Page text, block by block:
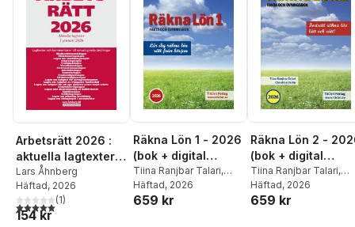
Arbetsrätt 2026 :
aktuella lagtexter 1
januari 2026 -
lagtexter och
kommentarer till
senast gjorda
Lars Åhnberg
Häftad, 2026
5,0utav 5 stjärnor. Totalt antal röster:
(1)
154 kr
Räkna Lön 1 - 2026
(bok + digital
produkt)
Tiina Ranjbar Talari,
Christina Vallin
Häftad, 2026
659 kr
Räkna Lön 2 -
(bok + digital
produkt)
Tiina Ranjbar Talari,
Christina Vallin
Häftad, 2026
659 kr